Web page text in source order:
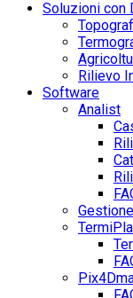
Soluzioni con
Rilievo
Software
Analist